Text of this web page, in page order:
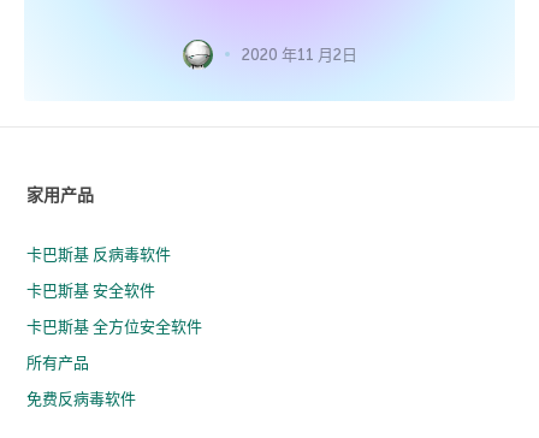
2020 年11 月2日
家用产品
卡巴斯基 反病毒软件
卡巴斯基 安全软件
卡巴斯基 全方位安全软件
所有产品
免费反病毒软件